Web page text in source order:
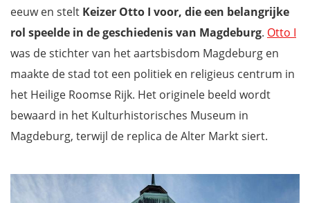
eeuw en stelt Keizer Otto I voor, die een belangrijke
rol speelde in de geschiedenis van Magdeburg. Otto I
was de stichter van het aartsbisdom Magdeburg en
maakte de stad tot een politiek en religieus centrum in
het Heilige Roomse Rijk. Het originele beeld wordt
bewaard in het Kulturhistorisches Museum in
Magdeburg, terwijl de replica de Alter Markt siert.